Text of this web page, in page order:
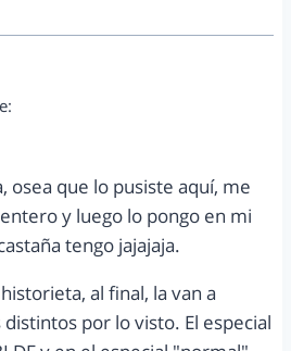
osea que lo pusiste aquí, me
y luego lo pongo en mi
tengo jajajaja.
al final, la van a
por lo visto. El especial